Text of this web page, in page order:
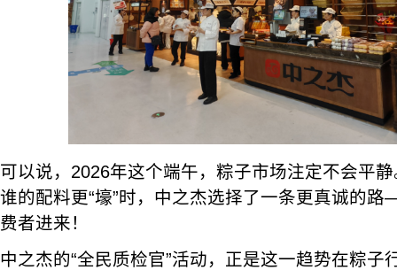
可以说，2026年这个端午，粽子市场注定不会平
谁的配料更“壕”时，中之杰选择了一条更真诚的
费者进来！
中之杰的“全民质检官”活动，正是这一趋势在粽子